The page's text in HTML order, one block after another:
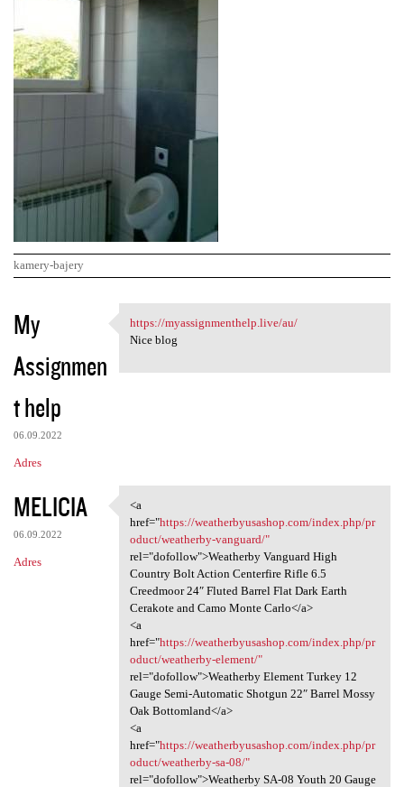
kamery-bajery
K
o
m
n
t
a
r
z
e
My
Assignmen
t help
06.09.2022
Adres
https://myassignmenthelp.live
https://myassignmenthelp.live/au/
Nice blog
MELICIA
06.09.2022
Adres
<a href="https:/
<a
href="https://weatherbyusashop.com/index.php/pr
oduct/weatherby-vanguard/"
rel="dofollow">Weatherby Vanguard High
Country Bolt Action Centerfire Rifle 6.5
Creedmoor 24″ Fluted Barrel Flat Dark Earth
Cerakote and Camo Monte Carlo</a>
<a
href="https://weatherbyusashop.com/index.php/pr
oduct/weatherby-element/"
rel="dofollow">Weatherby Element Turkey 12
Gauge Semi-Automatic Shotgun 22″ Barrel Mossy
Oak Bottomland</a>
<a
href="https://weatherbyusashop.com/index.php/pr
oduct/weatherby-sa-08/"
rel="dofollow">Weatherby SA-08 Youth 20 Gauge